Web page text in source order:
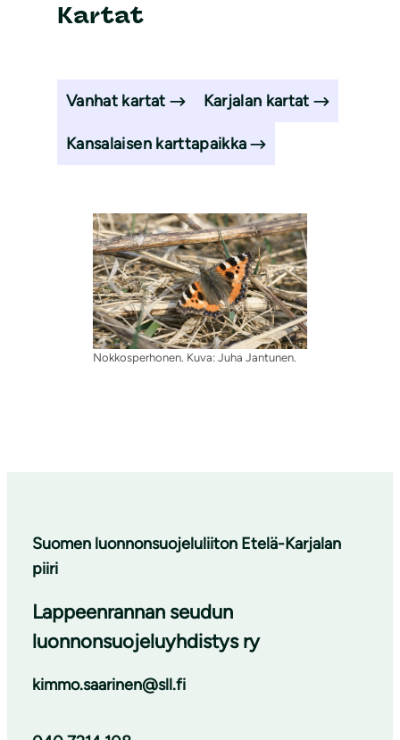
Kartat
Vanhat kartat Karjalan kartat
Kansalaisen karttapaikka
Nokkosperhonen. Kuva: Juha Jantunen.
Suomen luonnonsuojeluliiton Etelä-Karjalan
piiri
Lappeenrannan seudun
luonnonsuojeluyhdistys ry
kimmo.saarinen@sll.fi